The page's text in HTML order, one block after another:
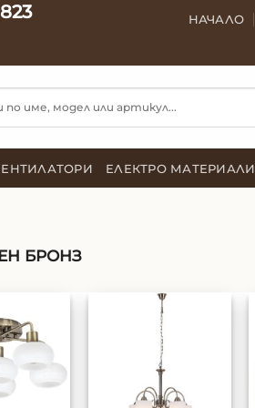
НАЧАЛО
ЕЛЕКТРО МАТЕРИАЛИ
БРОНЗ